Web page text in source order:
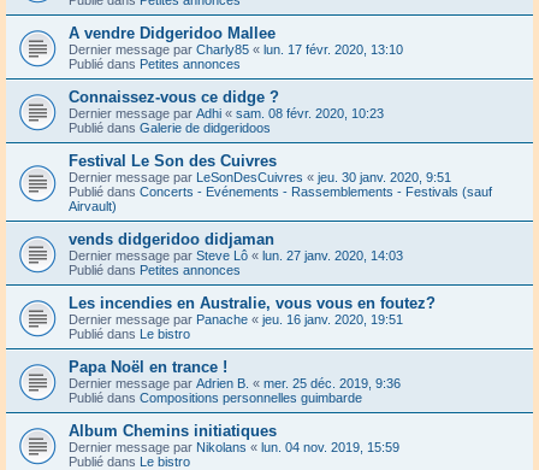
A vendre Didgeridoo Mallee
Dernier message par Charly85 « lun. 17 févr. 2020, 13:10
Publié dans Petites annonces
Connaissez-vous ce didge ?
Dernier message par Adhi « sam. 08 févr. 2020, 10:23
Publié dans Galerie de didgeridoos
Festival Le Son des Cuivres
Dernier message par LeSonDesCuivres « jeu. 30 janv. 2020, 9:51
Publié dans Concerts - Evénements - Rassemblements - Festivals (sauf
Airvault)
vends didgeridoo didjaman
Dernier message par Steve Lô « lun. 27 janv. 2020, 14:03
Publié dans Petites annonces
Les incendies en Australie, vous vous en foutez?
Dernier message par Panache « jeu. 16 janv. 2020, 19:51
Publié dans Le bistro
Papa Noël en trance !
Dernier message par Adrien B. « mer. 25 déc. 2019, 9:36
Publié dans Compositions personnelles guimbarde
Album Chemins initiatiques
Dernier message par Nikolans « lun. 04 nov. 2019, 15:59
Publié dans Le bistro